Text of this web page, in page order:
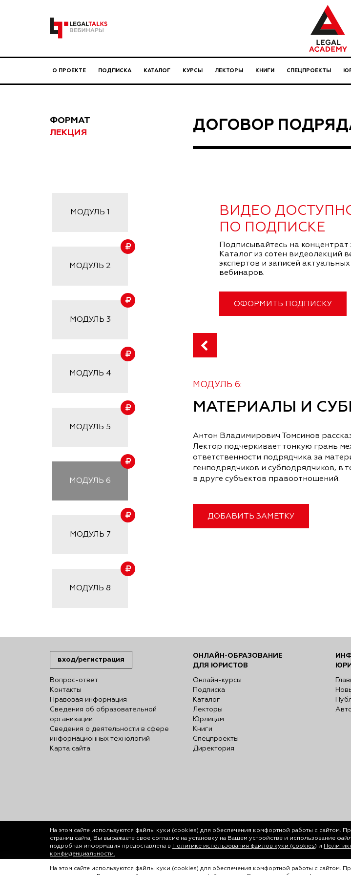
О ПРОЕКТЕ ПОДПИСКА КАТАЛОГ КУРСЫ ЛЕКТОРЫ КНИГИ СПЕЦПРОЕКТЫ
ФОРМАТ
ЛЕКЦИЯ
ДОГОВОР
МОДУЛЬ 1
МОДУЛЬ 2
МОДУЛЬ 3
МОДУЛЬ 4
МОДУЛЬ 5
МОДУЛЬ 6
МОДУЛЬ 7
МОДУЛЬ 8
ВИДЕО
ПО ПОДПИСКЕ
Подписывайтесь на концентрат
Каталог из сотен видеолекций
экспертов и записей актуальных
вебинаров.
ОФОРМИТЬ ПОДПИСКУ
МОДУЛЬ 6:
МАТЕРИАЛЫ И
Антон Владимирович Томсинов
Лектор подчеркивает тонкую грань
ответственности подрядчика за
генподрядчиков и субподрядчиков, в
в друге субъектов правоотношений.
ДОБАВИТЬ ЗАМЕТКУ
вход/регистрация
Вопрос-ответ
Контакты
Правовая информация
Сведения об образовательной
организации
Сведения о деятельности в сфере
информационных технологий
Карта сайта
ОНЛАЙН-ОБРАЗОВАНИЕ
ДЛЯ ЮРИСТОВ
Онлайн-курсы
Подписка
Каталог
Лекторы
Юрлицам
Книги
Спецпроекты
Директория
На этом сайте используются файлы куки (cookies) для обеспечения комфортной работы с сайтом.
страниц сайта, Вы выражаете свое согласие на установку на Вашем устройстве и использование
подробная информация предоставлена в Политике использования файлов куки (cookies) и
конфиденциальности.
© ООО «Лигал Академия» 2016-2026.
На этом сайте используются файлы куки (cookies) для обеспечения комфортной работы с сайтом.